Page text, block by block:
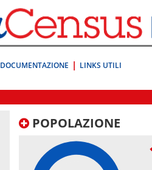
DOCUMENTAZIONE LINKS UTILI
POPOLAZIONE